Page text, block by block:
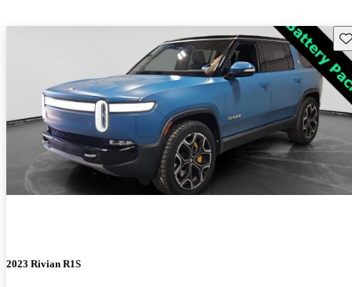
2023 Rivian R1S